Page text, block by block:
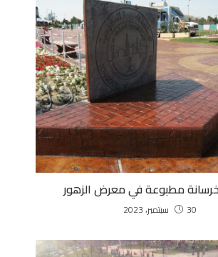
مطبوعة في معرض الزهور
30 سبتمبر، 2023